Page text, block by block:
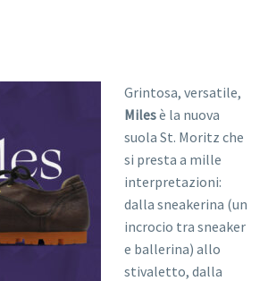
Grintosa, versatile,
Milesè la nuova
suola St. Moritz che
si presta a mille
interpretazioni:
dalla sneakerina (un
incrocio tra sneaker
e ballerina) allo
stivaletto, dalla